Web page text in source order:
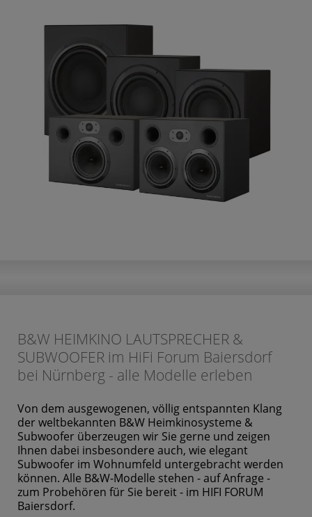
B&W HEIMKINO LAUTSPRECHER &
SUBWOOFER im HiFi Forum Baiersdorf
bei Nürnberg - alle Modelle erleben
Von dem ausgewogenen, völlig entspannten Klang
der weltbekannten B&W Heimkinosysteme &
Subwoofer überzeugen wir Sie gerne und zeigen
Ihnen dabei insbesondere auch, wie elegant
Subwoofer im Wohnumfeld untergebracht werden
können. Alle B&W-Modelle stehen - auf Anfrage -
zum Probehören für Sie bereit - im HIFI FORUM
Baiersdorf.